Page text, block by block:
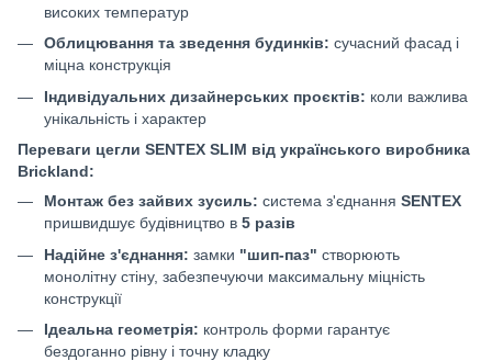
високих температур
Облицювання та зведення будинків: сучасний фасад і
міцна конструкція
Індивідуальних дизайнерських проєктів: коли важлива
унікальність і характер
Переваги цегли SENTEX SLIM від українського виробника
Brickland:
Монтаж без зайвих зусиль: система з'єднання SENTEX
пришвидшує будівництво в 5 разів
Надійне з'єднання: замки "шип-паз" створюють
монолітну стіну, забезпечуючи максимальну міцність
конструкції
Ідеальна геометрія: контроль форми гарантує
бездоганно рівну і точну кладку